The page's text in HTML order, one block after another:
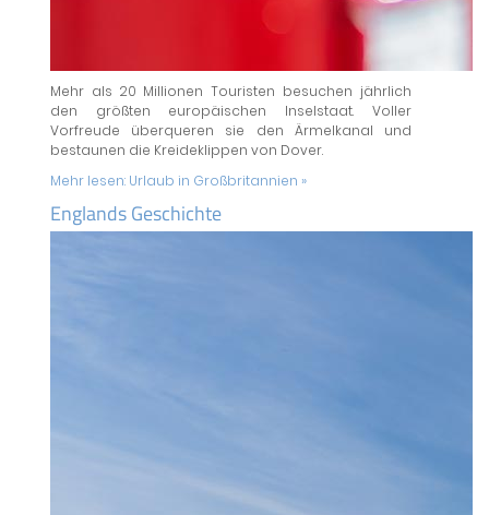
Mehr als 20 Millionen Touristen besuchen jährlich
den größten europäischen Inselstaat. Voller
Vorfreude überqueren sie den Ärmelkanal und
bestaunen die Kreideklippen von Dover.
Mehr lesen: Urlaub in Großbritannien »
Englands Geschichte